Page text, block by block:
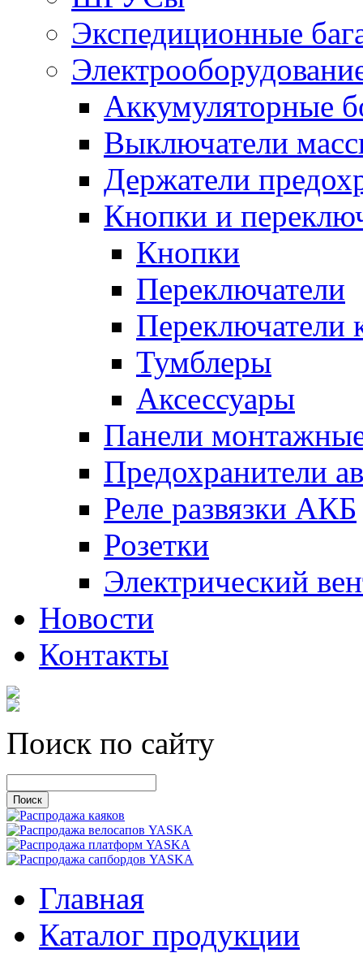
Экспедиционные
Аккумуляторные
Выключатели
Держатели
Кнопки и
Кнопки
Переключатели
Переключатели
Тумблеры
Аксессуары
Панели
Предохранители
Реле развязки АКБ
Розетки
Электрический
Новости
Контакты
Поиск по сайту
Главная
Каталог продукции